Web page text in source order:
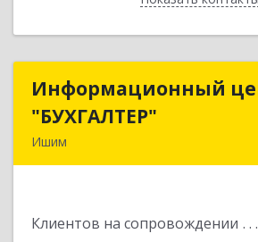
Информационный
"БУХГАЛТЕР"
Ишим
Клиентов на сопровождении